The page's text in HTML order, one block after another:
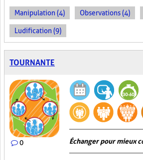
Manipulation (4) Observations (4)
Ludification (9)
TOURNANTE
0 Échanger pour mieux